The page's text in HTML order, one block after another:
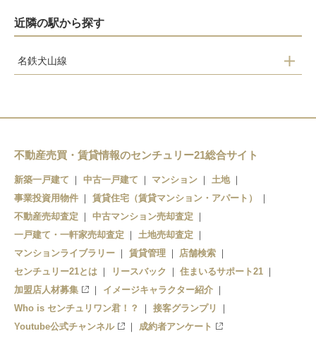
近隣の駅から探す
名鉄犬山線
扶桑駅
木津用水駅
不動産売買・賃貸情報のセンチュリー21総合サイト
新築一戸建て 中古一戸建て マンション
土地
事業投資用物件
賃貸住宅（賃貸マンション・アパート）
不動産売却査定
中古マンション売却査定
一戸建て・一軒家売却査定
土地売却査定
マンションライブラリー
賃貸管理
店舗検索
センチュリー21とは
リースバック
住まいるサポート21
加盟店人材募集
イメージキャラクター紹介
Who is センチュリワン君！？
接客グランプリ
Youtube公式チャンネル
成約者アンケート